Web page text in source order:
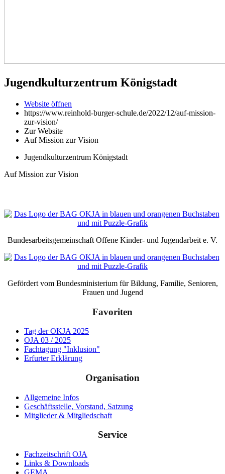
Jugendkulturzentrum Königstadt
Website öffnen
https://www.reinhold-burger-schule.de/2022/12/auf-mission-
zur-vision/
Zur Website
Auf Mission zur Vision
Jugendkulturzentrum Königstadt
Auf Mission zur Vision
Bundesarbeitsgemeinschaft Offene Kinder- und Jugendarbeit e. V.
Gefördert vom Bundesministerium für Bildung, Familie, Senioren,
Frauen und Jugend
Favoriten
Tag der OKJA 2025
OJA 03 / 2025
Fachtagung "Inklusion"
Erfurter Erklärung
Organisation
Allgemeine Infos
Geschäftsstelle, Vorstand, Satzung
Mitglieder & Mitgliedschaft
Service
Fachzeitschrift OJA
Links & Downloads